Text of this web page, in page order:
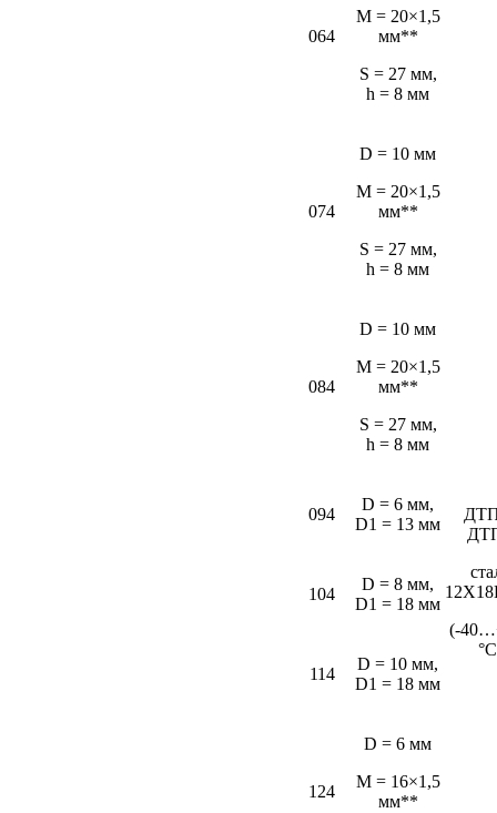
(-
064
M = 20×1,5
мм**
S = 27 мм,
h = 8 мм
074
D = 10 мм
M = 20×1,5
мм**
S = 27 мм,
h = 8 мм
084
D = 10 мм
M = 20×1,5
мм**
S = 27 мм,
h = 8 мм
094
D = 6 мм,
D1 = 13 мм
104
D = 8 мм,
D1 = 18 мм
114
D = 10 мм,
D1 = 18 мм
124
D = 6 мм
M = 16×1,5
мм**